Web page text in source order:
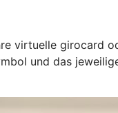
virtuelle girocard
und das